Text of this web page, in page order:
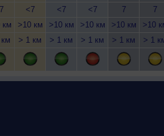
км
<7
>10 км
> 1 км
<7
>10 км
> 1 км
<7
>10 км
> 1 км
7
>10 км
> 1 км
7
>10
> 1